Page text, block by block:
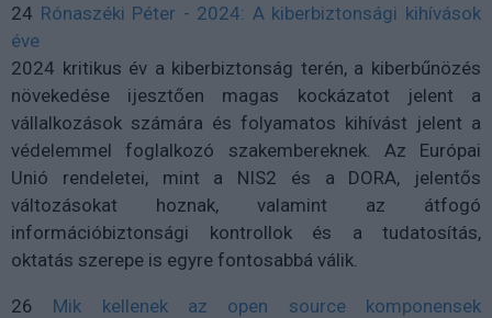
24 Rónaszéki Péter - 2024: A kiberbiztonsági kihívások
éve
2024 kritikus év a kiberbiztonság terén, a kiberbűnözés
növekedése ijesztően magas kockázatot jelent a
vállalkozások számára és folyamatos kihívást jelent a
védelemmel foglalkozó szakembereknek. Az Európai
Unió rendeletei, mint a NIS2 és a DORA, jelentős
változásokat hoznak, valamint az átfogó
információbiztonsági kontrollok és a tudatosítás,
oktatás szerepe is egyre fontosabbá válik.
26 Mik kellenek az open source komponensek